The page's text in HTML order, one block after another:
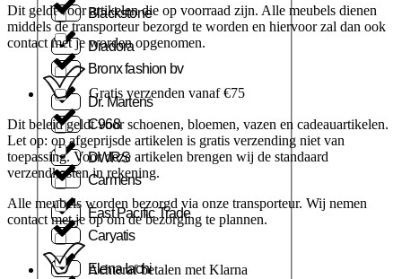
Diadora
Dr. Martens
DWRS
East Pacific Trade
Elena Iachi
Blackstone
Bronx fashion bv
C968
Carmens
Caryatis
Dit geldt voor artikelen die op voorraad zijn. Alle meubels dienen
middels de transporteur bezorgd te worden en hiervoor zal dan ook
contact met je worden opgenomen.
Gratis verzenden vanaf €75
Dit beleid geldt voor schoenen, bloemen, vazen en cadeauartikelen.
Let op: op afgeprijsde artikelen is gratis verzending niet van
toepassing. Voor deze artikelen brengen wij de standaard
verzendkosten in rekening.
Alle meubels worden bezorgd via onze transporteur. Wij nemen
contact met je op om de bezorging te plannen.
Achteraf betalen met Klarna